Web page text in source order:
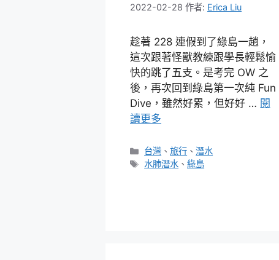
2022-02-28 作者: Erica Liu
趁著 228 連假到了綠島一趟，
這次跟著怪獸教練跟學長輕鬆愉
快的跳了五支。是考完 OW 之
後，再次回到綠島第一次純 Fun
Dive，雖然好累，但好好 … 閱
讀更多
分
類
台灣 、旅行 、潛水
標
水肺潛水 、綠島